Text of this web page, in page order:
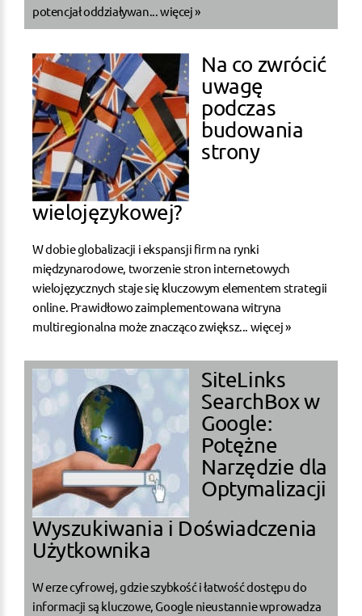
potencjał oddziaływan... więcej »
Na co zwrócić
uwagę
podczas
budowania
strony
wielojęzykowej?
W dobie globalizacji i ekspansji firm na rynki
międzynarodowe, tworzenie stron internetowych
wielojęzycznych staje się kluczowym elementem strategii
online. Prawidłowo zaimplementowana witryna
multiregionalna może znacząco zwiększ... więcej »
SiteLinks
SearchBox w
Google:
Potężne
Narzędzie dla
Optymalizacji
Wyszukiwania i Doświadczenia
Użytkownika
W erze cyfrowej, gdzie szybkość i łatwość dostępu do
informacji są kluczowe, Google nieustannie wprowadza